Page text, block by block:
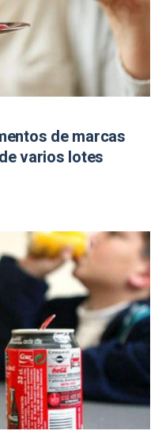
de marcas
varios lotes